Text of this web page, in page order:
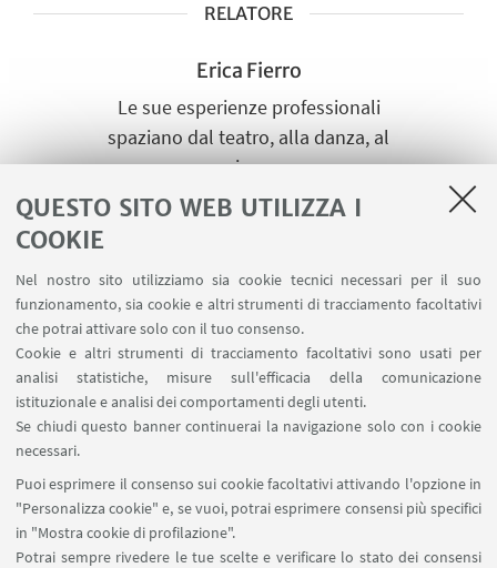
QUESTO SITO WEB UTILIZZA I
COOKIE
Nel nostro sito utilizziamo sia cookie tecnici necessari per il suo
funzionamento, sia cookie e altri strumenti di tracciamento facoltativi
che potrai attivare solo con il tuo consenso.
Cookie e altri strumenti di tracciamento facoltativi sono usati per
analisi statistiche, misure sull'efficacia della comunicazione
istituzionale e analisi dei comportamenti degli utenti.
Se chiudi questo banner continuerai la navigazione solo con i cookie
necessari.
Puoi esprimere il consenso sui cookie facoltativi attivando l'opzione in
"Personalizza cookie" e, se vuoi, potrai esprimere consensi più specifici
in "Mostra cookie di profilazione".
Potrai sempre rivedere le tue scelte e verificare lo stato dei consensi
RELATORE
Erica Fierro
Le sue esperienze professionali
spaziano dal teatro, alla danza, al
circo.
OSPITE
Marcella Terrusi
Ricercatrice presso il Dipartimento
di Scienze per la Qualità della Vita,
Università di Bologna
Scrivi una mail
Vai al sito